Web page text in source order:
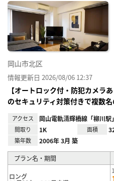
岡山市北区
情報更新日 2026/08/06 12:37
【オートロック付・防犯カメラ
のセキュリティ対策付きで複数
アクセス 岡山電軌清輝橋線「柳川駅
間取り 1K 面積
築年数 2006年 3月 築
プラン名・期間
ロング